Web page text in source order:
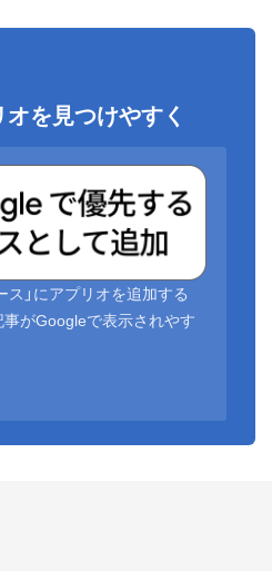
を見つけやすく
ス」にアプリオを追加する
事がGoogleで表示されやす